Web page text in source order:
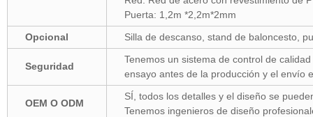
Puerta: 1,2m *2,2m*2mm
Opcional
Silla de descanso, stand de baloncesto,
Seguridad
Tenemos un sistema de control de
ensayo antes de la producción y el envío
OEM O ODM
SÍ, todos los detalles y el diseño se
Tenemos ingenieros de diseño